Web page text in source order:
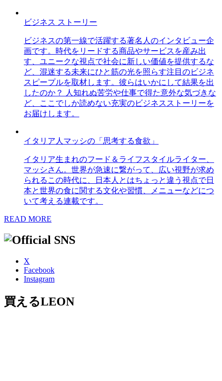
ビジネス ストーリー
ビジネスの第一線で活躍する著名人のインタビュー企
画です。時代をリードする商品やサービスを産み出
す、ユニークな視点で社会に新しい価値を提供するな
ど、混迷する未来にひと筋の光を照らす注目のビジネ
スピープルを取材します。彼らはいかにして結果を出
したのか？ 人知れぬ苦労や仕事で得た意外な気づきな
ど、ここでしか読めない充実のビジネスストーリーを
お届けします。
イタリア人マッシの「思考する食欲」
イタリア生まれのフード＆ライフスタイルライター、
マッシさん。世界が急速に繋がって、広い視野が求め
られるこの時代に、日本人とはちょっと違う視点で日
本と世界の食に関する文化や習慣、メニューなどにつ
いて考える連載です。
READ MORE
X
Facebook
Instagram
買えるLEON